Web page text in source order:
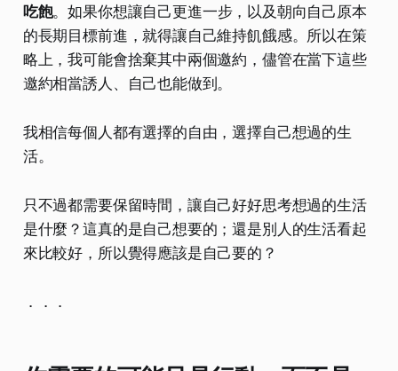
吃飽。如果你想讓自己更進一步，以及朝向自己原本
的長期目標前進，就得讓自己維持飢餓感。所以在策
略上，我可能會捨棄其中兩個邀約，儘管在當下這些
邀約相當誘人、自己也能做到。
我相信每個人都有選擇的自由，選擇自己想過的生
活。
只不過都需要保留時間，讓自己好好思考想過的生活
是什麼？這真的是自己想要的；還是別人的生活看起
來比較好，所以覺得應該是自己要的？
．．．